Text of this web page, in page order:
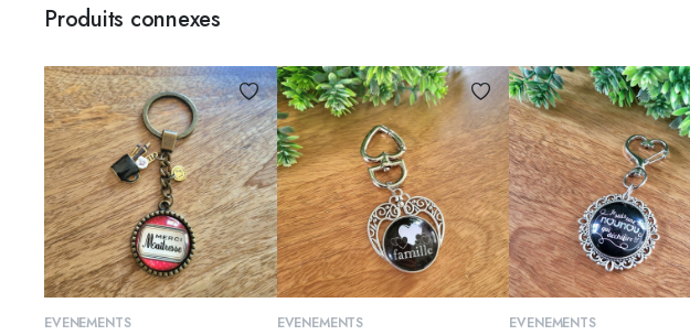
Produits connexes
AJOUTER AU PANIER
EVENEMENTS AJOUTER AU PANIER
EVENEMENTS AJOUTER AU PANIER
EVENEMENTS